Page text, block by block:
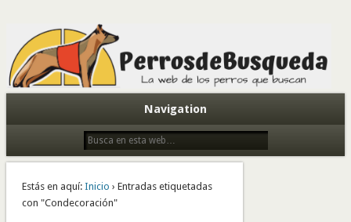
Todo sobre perros de búsqueda y detectores
Navigation
Estás en aquí: Inicio › Entradas etiquetadas
con "Condecoración"